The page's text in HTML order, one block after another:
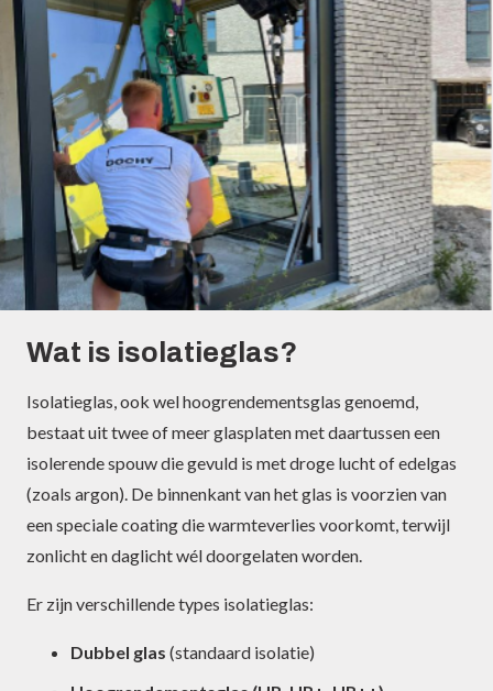
Wat is isolatieglas?
Isolatieglas, ook wel hoogrendementsglas genoemd,
bestaat uit twee of meer glasplaten met daartussen een
isolerende spouw die gevuld is met droge lucht of edelgas
(zoals argon). De binnenkant van het glas is voorzien van
een speciale coating die warmteverlies voorkomt, terwijl
zonlicht en daglicht wél doorgelaten worden.
Er zijn verschillende types isolatieglas:
Dubbel glas (standaard isolatie)